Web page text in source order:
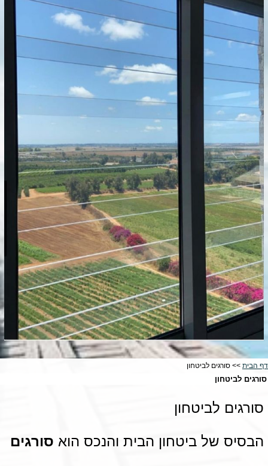
דף הבית >> סורגים לביטחון
סורגים לביטחון
סורגים לביטחון
הבסיס של ביטחון הבית והנכס הוא סורגים